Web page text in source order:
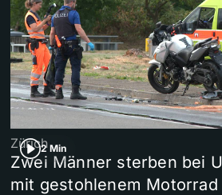
2 Min
Zürich
Zwei Männer sterben bei
mit gestohlenem Motorrad